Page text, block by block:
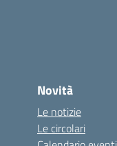
Novità
Le notizie
Le circolari